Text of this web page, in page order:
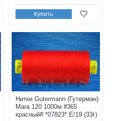
Купить
Нитки Gutermann (Гутерман)
Mara 120 1000м #365
красный# *07823* E/19 (33г)